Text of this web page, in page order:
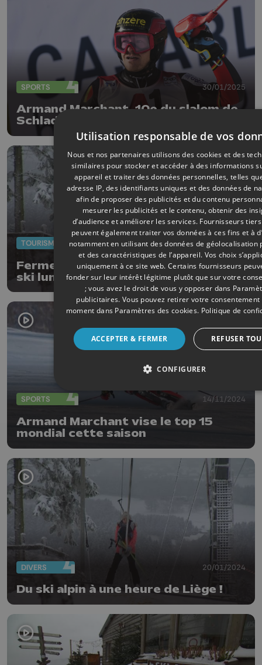
SPORTS 30/01/2025
Armand Marchant, 10e du slalom de
Schladming
TOURISME 06/01/2025
Fermeture de toutes les pistes de
ski lundi en province de Liège
SPORTS 14/11/2024
Armand Marchant vise le top 15
mondial cette saison
DIVERS 20/01/2024
Du ski alpin à une heure de Liège !
Utilisation responsable de vos
Nous et nos partenaires utilisons des cookies et des
similaires pour stocker et accéder à des informations
appareil et traiter des données personnelles, telles
adresse IP, des identifiants uniques et des données de
afin de proposer des publicités et du contenu
mesurer les publicités et le contenu, obtenir des
d’audience et améliorer les services. Fournisseurs
peuvent également traiter vos données à ces fins et à
notamment en utilisant des données de géolocalisation
et des caractéristiques de l’appareil. Vos choix
uniquement à ce site web. Certains fournisseurs
fonder sur leur intérêt légitime plutôt que sur votre
; vous avez le droit de vous y opposer dans
publicitaires. Vous pouvez retirer votre
moment dans Paramètres des cookies. Politique de
ACCEPTER & FERMER REFUSER
CONFIGURER